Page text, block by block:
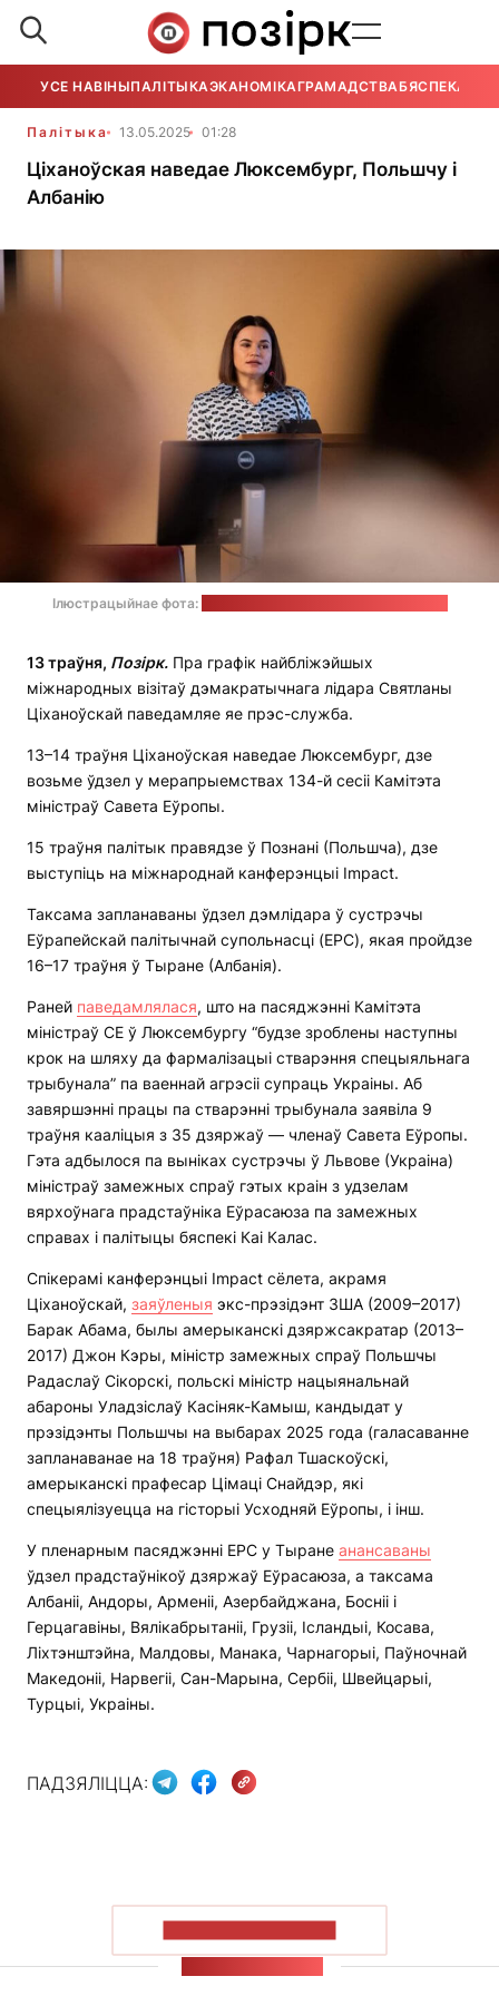
УСЕ НАВІНЫПАЛІТЫКАЭКАНОМІКАГРАМАДСТВАБЯСПЕКА
Палітыка 13.05.2025 01:28
Ціханоўская наведае Люксембург, Польшчу і
Албанію
Ілюстрацыйнае фота:
13траўня, Позірк. Пра графік найбліжэйшых
міжнародных візітаў дэмакратычнага лідара Святланы
Ціханоўскай паведамляе яе прэс-служба.
13–14 траўня Ціханоўская наведае Люксембург, дзе
возьме ўдзел у мерапрыемствах 134-й сесіі Камітэта
міністраў Савета Еўропы.
15 траўня палітык правядзе ў Познані (Польшча), дзе
выступіць на міжнароднай канферэнцыі Impact.
Таксама запланаваны ўдзел дэмлідара ў сустрэчы
Еўрапейскай палітычнай супольнасці (EPC), якая пройдзе
16–17 траўня ў Тыране (Албанія).
Раней паведамлялася, што на пасяджэнні Камітэта
міністраў СЕ ў Люксембургу “будзе зроблены наступны
крок на шляху да фармалізацыі стварэння спецыяльнага
трыбунала” па ваеннай агрэсіі супраць Украіны. Аб
завяршэнні працы па стварэнні трыбунала заявіла 9
траўня кааліцыя з 35 дзяржаў — членаў Савета Еўропы.
Гэта адбылося па выніках сустрэчы ў Львове (Украіна)
міністраў замежных спраў гэтых краін з удзелам
вярхоўнага прадстаўніка Еўрасаюза па замежных
справах і палітыцы бяспекі Каі Калас.
Спікерамі канферэнцыі Impact сёлета, акрамя
Ціханоўскай, заяўленыя экс-прэзідэнт ЗША (2009–2017)
Барак Абама, былы амерыканскі дзяржсакратар (2013–
2017) Джон Кэры, міністр замежных спраў Польшчы
Радаслаў Сікорскі, польскі міністр нацыянальнай
абароны Уладзіслаў Касіняк-Камыш, кандыдат у
прэзідэнты Польшчы на выбарах 2025 года (галасаванне
запланаванае на 18 траўня) Рафал Тшаскоўскі,
амерыканскі прафесар Цімаці Снайдэр, які
спецыялізуецца на гісторыі Усходняй Еўропы, і інш.
У пленарным пасяджэнні EPC у Тыране анансаваны
ўдзел прадстаўнікоў дзяржаў Еўрасаюза, а таксама
Албаніі, Андоры, Арменіі, Азербайджана, Босніі і
Герцагавіны, Вялікабрытаніі, Грузіі, Ісландыі, Косава,
Ліхтэнштэйна, Малдовы, Манака, Чарнагорыі, Паўночнай
Македоніі, Нарвегіі, Сан-Марына, Сербіі, Швейцарыі,
Турцыі, Украіны.
ПАДЗЯЛІЦЦА: